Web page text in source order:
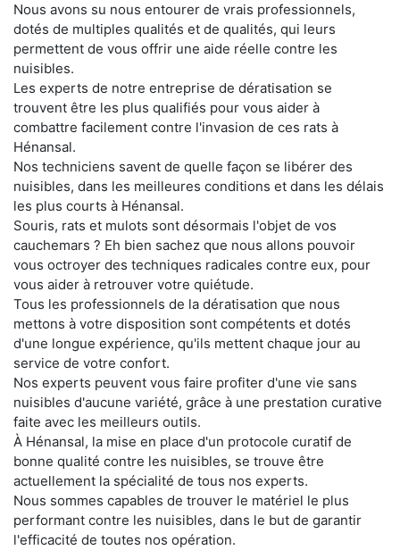
Nous avons su nous entourer de vrais professionnels,
dotés de multiples qualités et de qualités, qui leurs
permettent de vous offrir une aide réelle contre les
nuisibles.
Les experts de notre entreprise de dératisation se
trouvent être les plus qualifiés pour vous aider à
combattre facilement contre l'invasion de ces rats à
Hénansal.
Nos techniciens savent de quelle façon se libérer des
nuisibles, dans les meilleures conditions et dans les délais
les plus courts à Hénansal.
Souris, rats et mulots sont désormais l'objet de vos
cauchemars ? Eh bien sachez que nous allons pouvoir
vous octroyer des techniques radicales contre eux, pour
vous aider à retrouver votre quiétude.
Tous les professionnels de la dératisation que nous
mettons à votre disposition sont compétents et dotés
d'une longue expérience, qu'ils mettent chaque jour au
service de votre confort.
Nos experts peuvent vous faire profiter d'une vie sans
nuisibles d'aucune variété, grâce à une prestation curative
faite avec les meilleurs outils.
À Hénansal, la mise en place d'un protocole curatif de
bonne qualité contre les nuisibles, se trouve être
actuellement la spécialité de tous nos experts.
Nous sommes capables de trouver le matériel le plus
performant contre les nuisibles, dans le but de garantir
l'efficacité de toutes nos opération.